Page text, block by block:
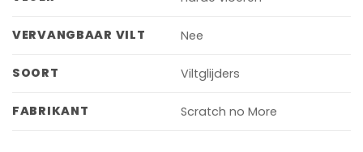
VERVANGBAAR VILT Nee
SOORT Viltglijders
FABRIKANT Scratch no More